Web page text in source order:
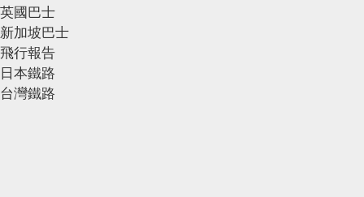
英國巴士
新加坡巴士
飛行報告
日本鐵路
台灣鐵路